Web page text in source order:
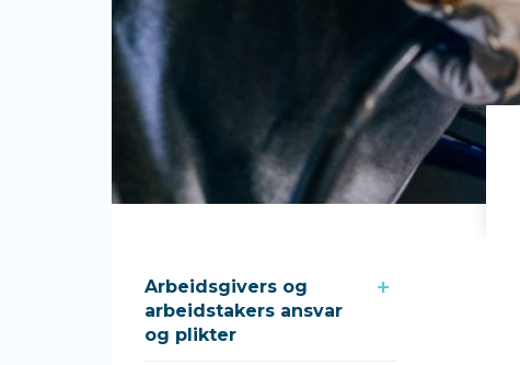
Arbeidsgivers og
arbeidstakers ansvar
og plikter